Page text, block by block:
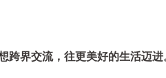
跨界交流，往更美好的生活迈进